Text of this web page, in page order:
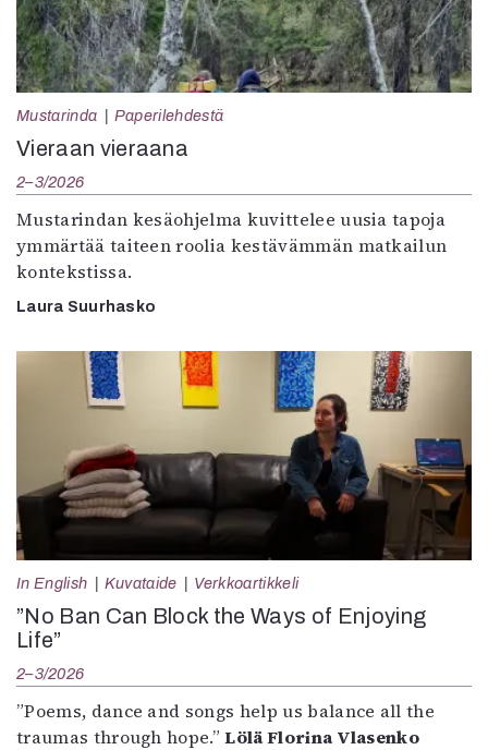
Mustarinda Paperilehdestä
Vieraan vieraana
2–3/2026
Mustarindan kesäohjelma kuvittelee uusia tapoja
ymmärtää taiteen roolia kestävämmän matkailun
kontekstissa.
Laura Suurhasko
In English Kuvataide Verkkoartikkeli
”No Ban Can Block the Ways of Enjoying
Life”
2–3/2026
”Poems, dance and songs help us balance all the
traumas through hope.”Lölä Florina Vlasenko